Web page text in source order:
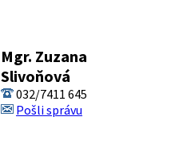
Mgr. Zuzana
Slivoňová
032/7411 645
Pošli správu